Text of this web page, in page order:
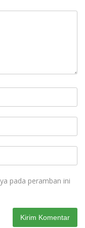
pada peramban ini